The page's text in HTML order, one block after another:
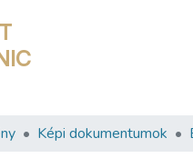
Képi dokumentumok